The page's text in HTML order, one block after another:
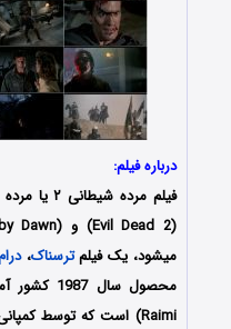
درباره فیلم:
فیلم مرده شیطانی ۲ یا مرده شریر ۲ (
می‎شود، یک فیلم
ترسناک،